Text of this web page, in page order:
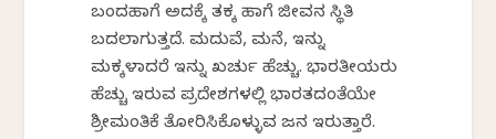
ಬಂದಹಾಗೆ ಅದಕ್ಕೆ ತಕ್ಕ ಹಾಗೆ ಜೀವನ ಸ್ಥಿತಿ
ಬದಲಾಗುತ್ತದೆ. ಮದುವೆ, ಮನೆ, ಇನ್ನು
ಮಕ್ಕಳಾದರೆ ಇನ್ನು ಖರ್ಚು ಹೆಚ್ಚು. ಭಾರತೀಯರು
ಹೆಚ್ಚು ಇರುವ ಪ್ರದೇಶಗಳಲ್ಲಿ ಭಾರತದಂತೆಯೇ
ಶ್ರೀಮಂತಿಕೆ ತೋರಿಸಿಕೊಳ್ಳುವ ಜನ ಇರುತ್ತಾರೆ.